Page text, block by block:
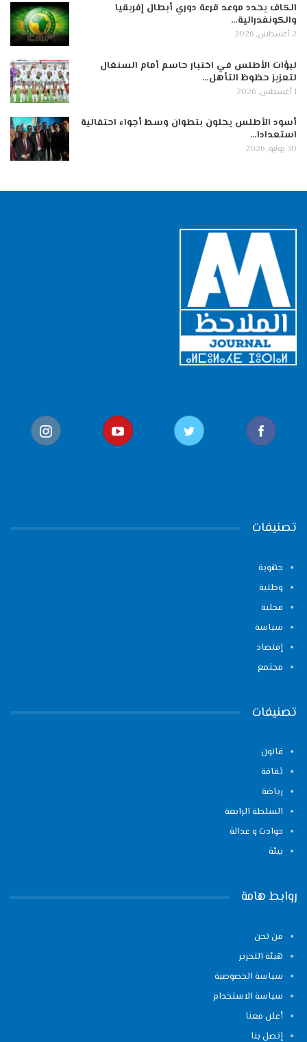
الكاف يحدد موعد قرعة دوري أبطال إفريقيا
والكونفدرالية…
2 أغسطس, 2026
لبؤات الأطلس في اختبار حاسم أمام السنغال
لتعزيز حظوظ التأهل…
1 أغسطس, 2026
أسود الأطلس يحلون بتطوان وسط أجواء احتفالية
استعدادا…
30 يوليو, 2026
تصنيفات
جهوية
وطنية
محلية
سياسة
إقتصاد
مجتمع
تصنيفات
قانون
ثقافة
رياضة
السلطة الرابعة
حوادث و عدالة
بيئة
روابط هامة
من نحن
هيئة التحرير
سياسة الخصوصية
سياسة الاستخدام
أعلن معنا
إتصل بنا